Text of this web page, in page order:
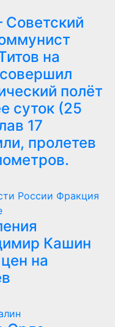
Советский
на
полёт
суток (25
17
пролетев
России Фракция
Кашин
на